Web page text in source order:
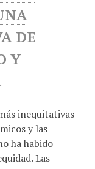
DE
Y
inequitativas
y las
ha habido
Las